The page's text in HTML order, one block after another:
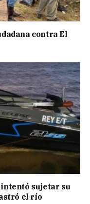
contra El
sujetar su
el río